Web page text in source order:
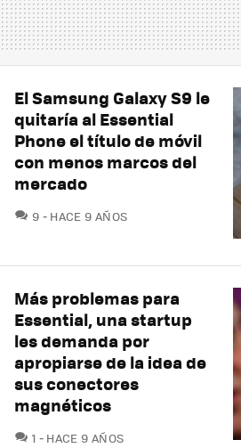
El Samsung Galaxy S9 le
quitaría al Essential
Phone el título de móvil
con menos marcos del
mercado
9 COMENTARIOS
HACE 9 AÑOS
Más problemas para
Essential, una startup
les demanda por
apropiarse de la idea de
sus conectores
magnéticos
1 COMENTARIOS
HACE 9 AÑOS